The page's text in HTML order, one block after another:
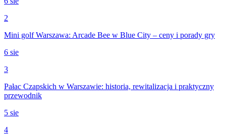
2
Mini golf Warszawa: Arcade Bee w Blue City – ceny i porady gry
6 sie
3
Pałac Czapskich w Warszawie: historia, rewitalizacja i praktyczny
przewodnik
5 sie
4